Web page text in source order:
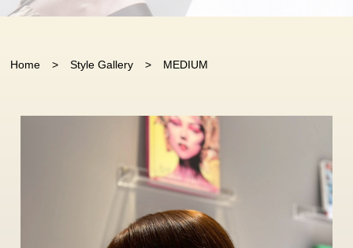
Home Style Gallery MEDIUM